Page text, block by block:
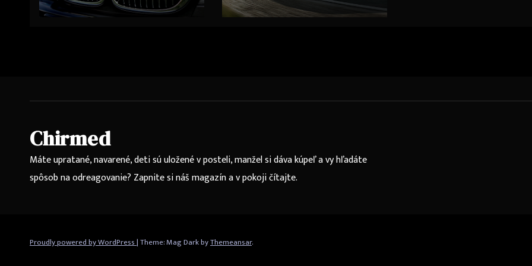
aj v Žiline!
Chirmed
Máte upratané, navarené, deti sú uložené v posteli, manžel si dáva kúpeľ a vy hľadáte
spôsob na odreagovanie? Zapnite si náš magazín a v pokoji čítajte.
Proudly powered by WordPress|Theme: Mag Dark byThemeansar.